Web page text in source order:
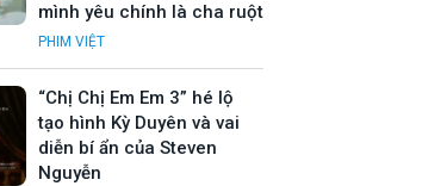
mình yêu chính là cha ruột
PHIM VIỆT
“Chị Chị Em Em 3” hé lộ
tạo hình Kỳ Duyên và vai
diễn bí ẩn của Steven
Nguyễn